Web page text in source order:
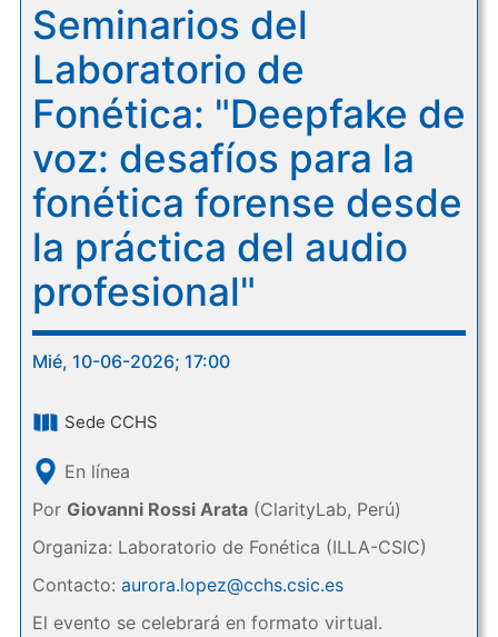
Seminarios del
Laboratorio de
Fonética: "Deepfake de
voz: desafíos para la
fonética forense desde
la práctica del audio
profesional"
Mié, 10-06-2026; 17:00
Sede CCHS
En línea
Por Giovanni Rossi Arata(ClarityLab, Perú)
Organiza: Laboratorio de Fonética (ILLA-CSIC)
Contacto: aurora.lopez@cchs.csic.es
El evento se celebrará en formato virtual.